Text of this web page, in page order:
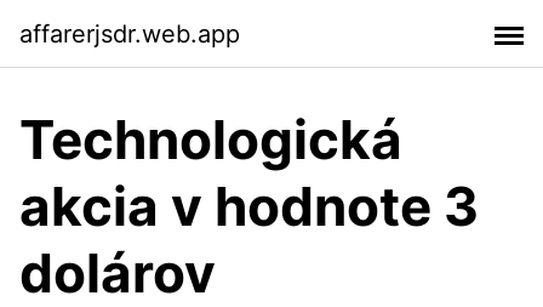
affarerjsdr.web.app
Technologická
akcia v hodnote 3
dolárov